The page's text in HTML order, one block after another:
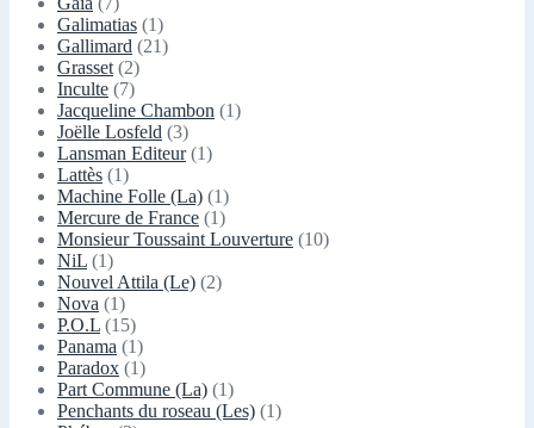
Galimatias (1)
Gallimard (21)
Grasset (2)
Inculte (7)
Jacqueline Chambon (1)
Joëlle Losfeld (3)
Lansman Editeur(1)
Lattès (1)
Machine Folle (La) (1)
Mercure de France (1)
Monsieur Toussaint Louverture (10)
NiL (1)
Nouvel Attila (Le) (2)
Nova (1)
P.O.L (15)
Panama (1)
Paradox (1)
Part Commune (La) (1)
Penchants du roseau (Les) (1)